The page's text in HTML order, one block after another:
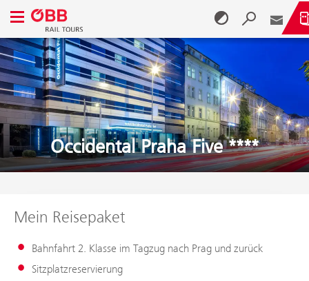
Zum Inhalt springen (Alt + 0)
Zum Menü springen (Alt + 1)
Navigationsmenü öffnen
Occidental Praha Five ****
Mein Reisepaket
Bahnfahrt 2. Klasse im Tagzug nach Prag und zurück
Sitzplatzreservierung